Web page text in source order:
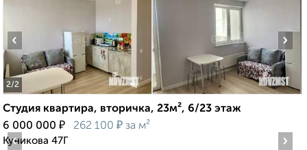
2/2
‹ ›
Студия квартира, вторичка, 23м², 6/23 этаж
6 000 000 ₽ 262 100 ₽ за м²
Куникова 47Г
‹ ›